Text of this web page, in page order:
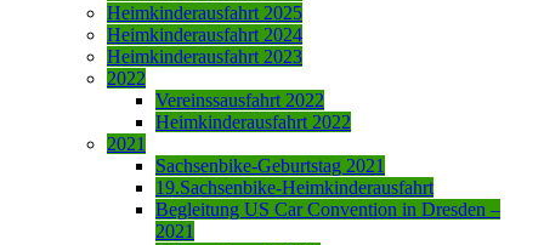
Heimkinderausfahrt 2025
Heimkinderausfahrt 2024
Heimkinderausfahrt 2023
2022
Vereinssausfahrt 2022
Heimkinderausfahrt 2022
2021
Sachsenbike-Geburtstag 2021
19.Sachsenbike-Heimkinderausfahrt
Begleitung US Car Convention in Dresden –
2021